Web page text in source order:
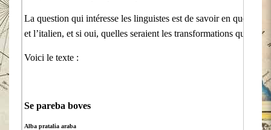
La question qui intéresse les linguistes est de savoir en quelle
et l’italien, et si oui, quelles seraient les transformations que l’on
Voici le texte :
Se pareba boves
Alba pratalia araba